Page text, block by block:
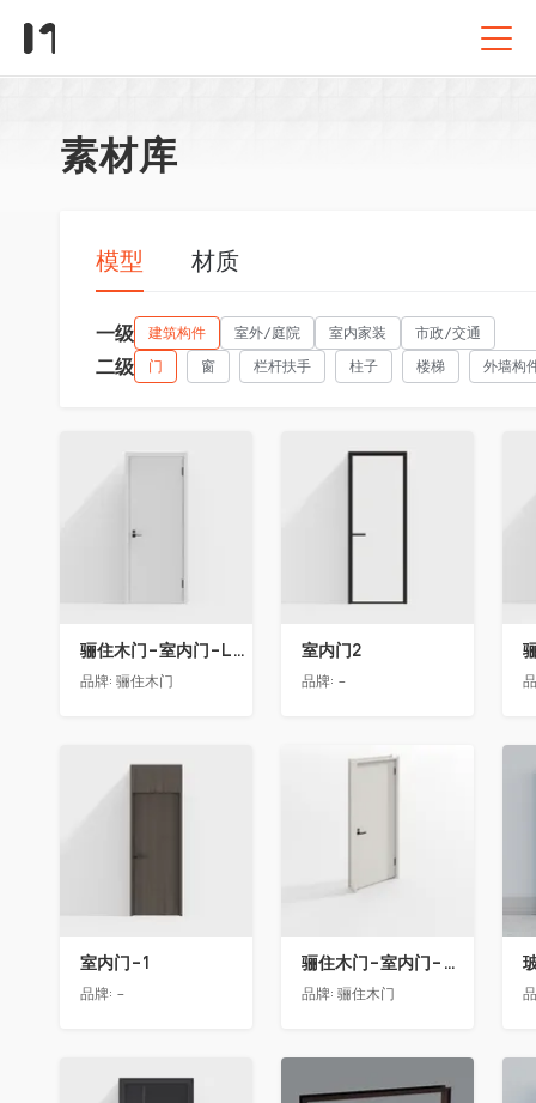
素材库
模型 材质
一级 建筑构件 室外/庭院 室内家装 市政/交通
二级 门 窗 栏杆扶手 柱子 楼梯 外墙构
收藏
骊住木门-室内门-LAA单开门-YY漆白色
品牌: 骊住木门
收藏
室内门2
品牌: -
收藏
室内门-1
品牌: -
骊住木门-室内门-单开门-BFA-EF浅灰色
品牌: 骊住木门
收藏 收藏